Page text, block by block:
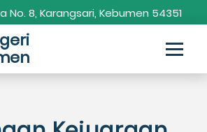
No. 8, Karangsari, Kebumen 54351